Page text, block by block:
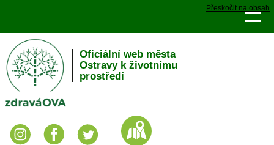
Přeskočit na obsah
Oficiální web města
Ostravy k životnímu
prostředí